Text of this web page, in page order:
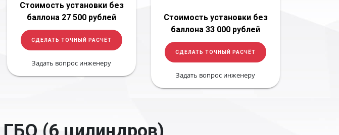
Стоимость установки без
баллона 27 500 рублей
СДЕЛАТЬ ТОЧНЫЙ РАСЧЁТ
Задать вопрос инженеру
Стоимость установки без
баллона 33 000 рублей
СДЕЛАТЬ ТОЧНЫЙ РАСЧЁТ
Задать вопрос инженеру